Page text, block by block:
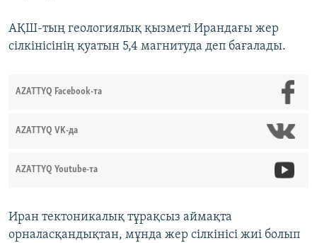
АҚШ-тың геологиялық қызметі Ирандағы жер
сілкінісінің қуатын 5,4 магнитуда деп бағалады.
AZATTYQ Facebook-та
AZATTYQ VK-да
AZATTYQ Youtube-та
Иран тектоникалық тұрақсыз аймақта
орналасқандықтан, мұнда жер сілкінісі жиі болып